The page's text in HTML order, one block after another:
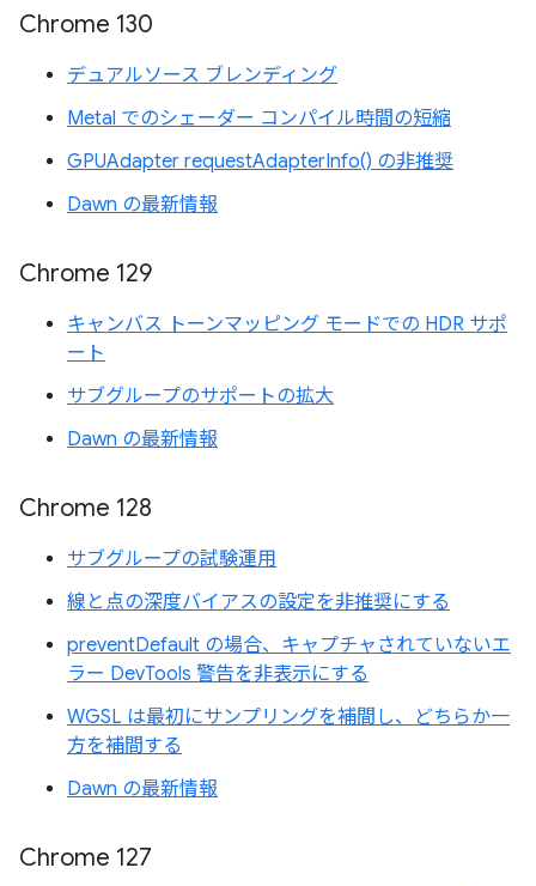
Chrome 130
デュアルソース ブレンディング
Metal でのシェーダー コンパイル時間の短縮
GPUAdapter requestAdapterInfo() の非推奨
Dawn の最新情報
Chrome 129
キャンバス トーンマッピング モードでの HDR サポ
ート
サブグループのサポートの拡大
Dawn の最新情報
Chrome 128
サブグループの試験運用
線と点の深度バイアスの設定を非推奨にする
preventDefault の場合、キャプチャされていないエ
ラー DevTools 警告を非表示にする
WGSL は最初にサンプリングを補間し、どちらか一
方を補間する
Dawn の最新情報
Chrome 127